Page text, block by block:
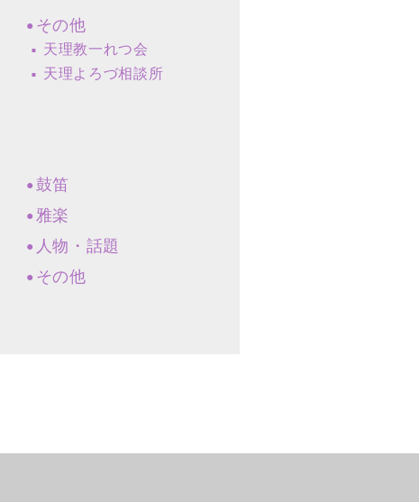
その他
天理教一れつ会
天理よろづ相談所
鼓笛
雅楽
人物・話題
その他